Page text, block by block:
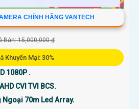
CHÍNH HÃNG VANTECH
Bán: 15,000,000 ₫
Khuyến Mại: 30%
1080P .
AHD CVI TVI BCS.
Ngoại 70m Led Array.